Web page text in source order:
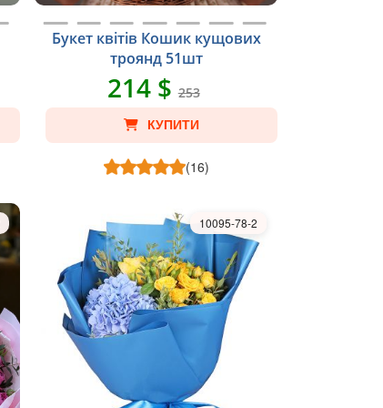
Букет квітів Кошик кущових
троянд 51шт
214 $253
КУПИТИ
(16)
10095-78-2